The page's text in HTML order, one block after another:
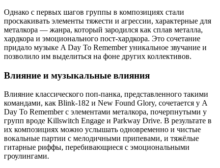
Однако с первых шагов группы в композициях стали
проскакивать элементы тяжести и агрессии, характерные для
металкора — жанра, который зародился как сплав металла,
хардкора и эмоционального пост-хардкора. Это сочетание
придало музыке A Day To Remember уникальное звучание и
позволило им выделиться на фоне других коллективов.
Влияние и музыкальные влияния
Влияние классического поп-панка, представленного такими
командами, как Blink-182 и New Found Glory, сочетается у A
Day To Remember с элементами металкора, почерпнутыми у
групп вроде Killswitch Engage и Parkway Drive. В результате в
их композициях можно услышать одновременно и чистые
вокальные партии с мелодичными припевами, и тяжёлые
гитарные риффы, перебивающиеся с эмоциональными
гроулингами.